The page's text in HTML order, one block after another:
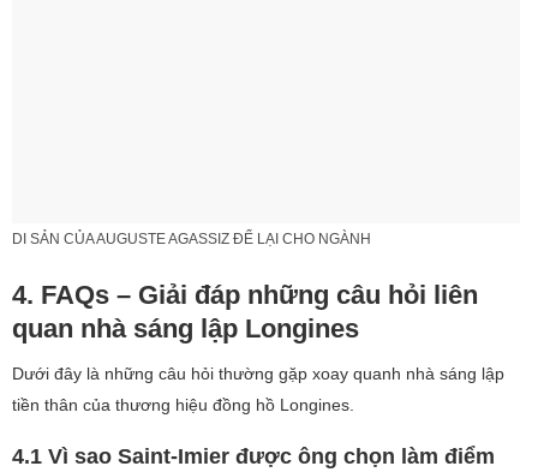
DI SẢN CỦA AUGUSTE AGASSIZ ĐỂ LẠI CHO NGÀNH
4. FAQs – Giải đáp những câu hỏi liên
quan nhà sáng lập Longines
Dưới đây là những câu hỏi thường gặp xoay quanh nhà sáng lập
tiền thân của thương hiệu đồng hồ Longines.
4.1 Vì sao Saint-Imier được ông chọn làm điểm